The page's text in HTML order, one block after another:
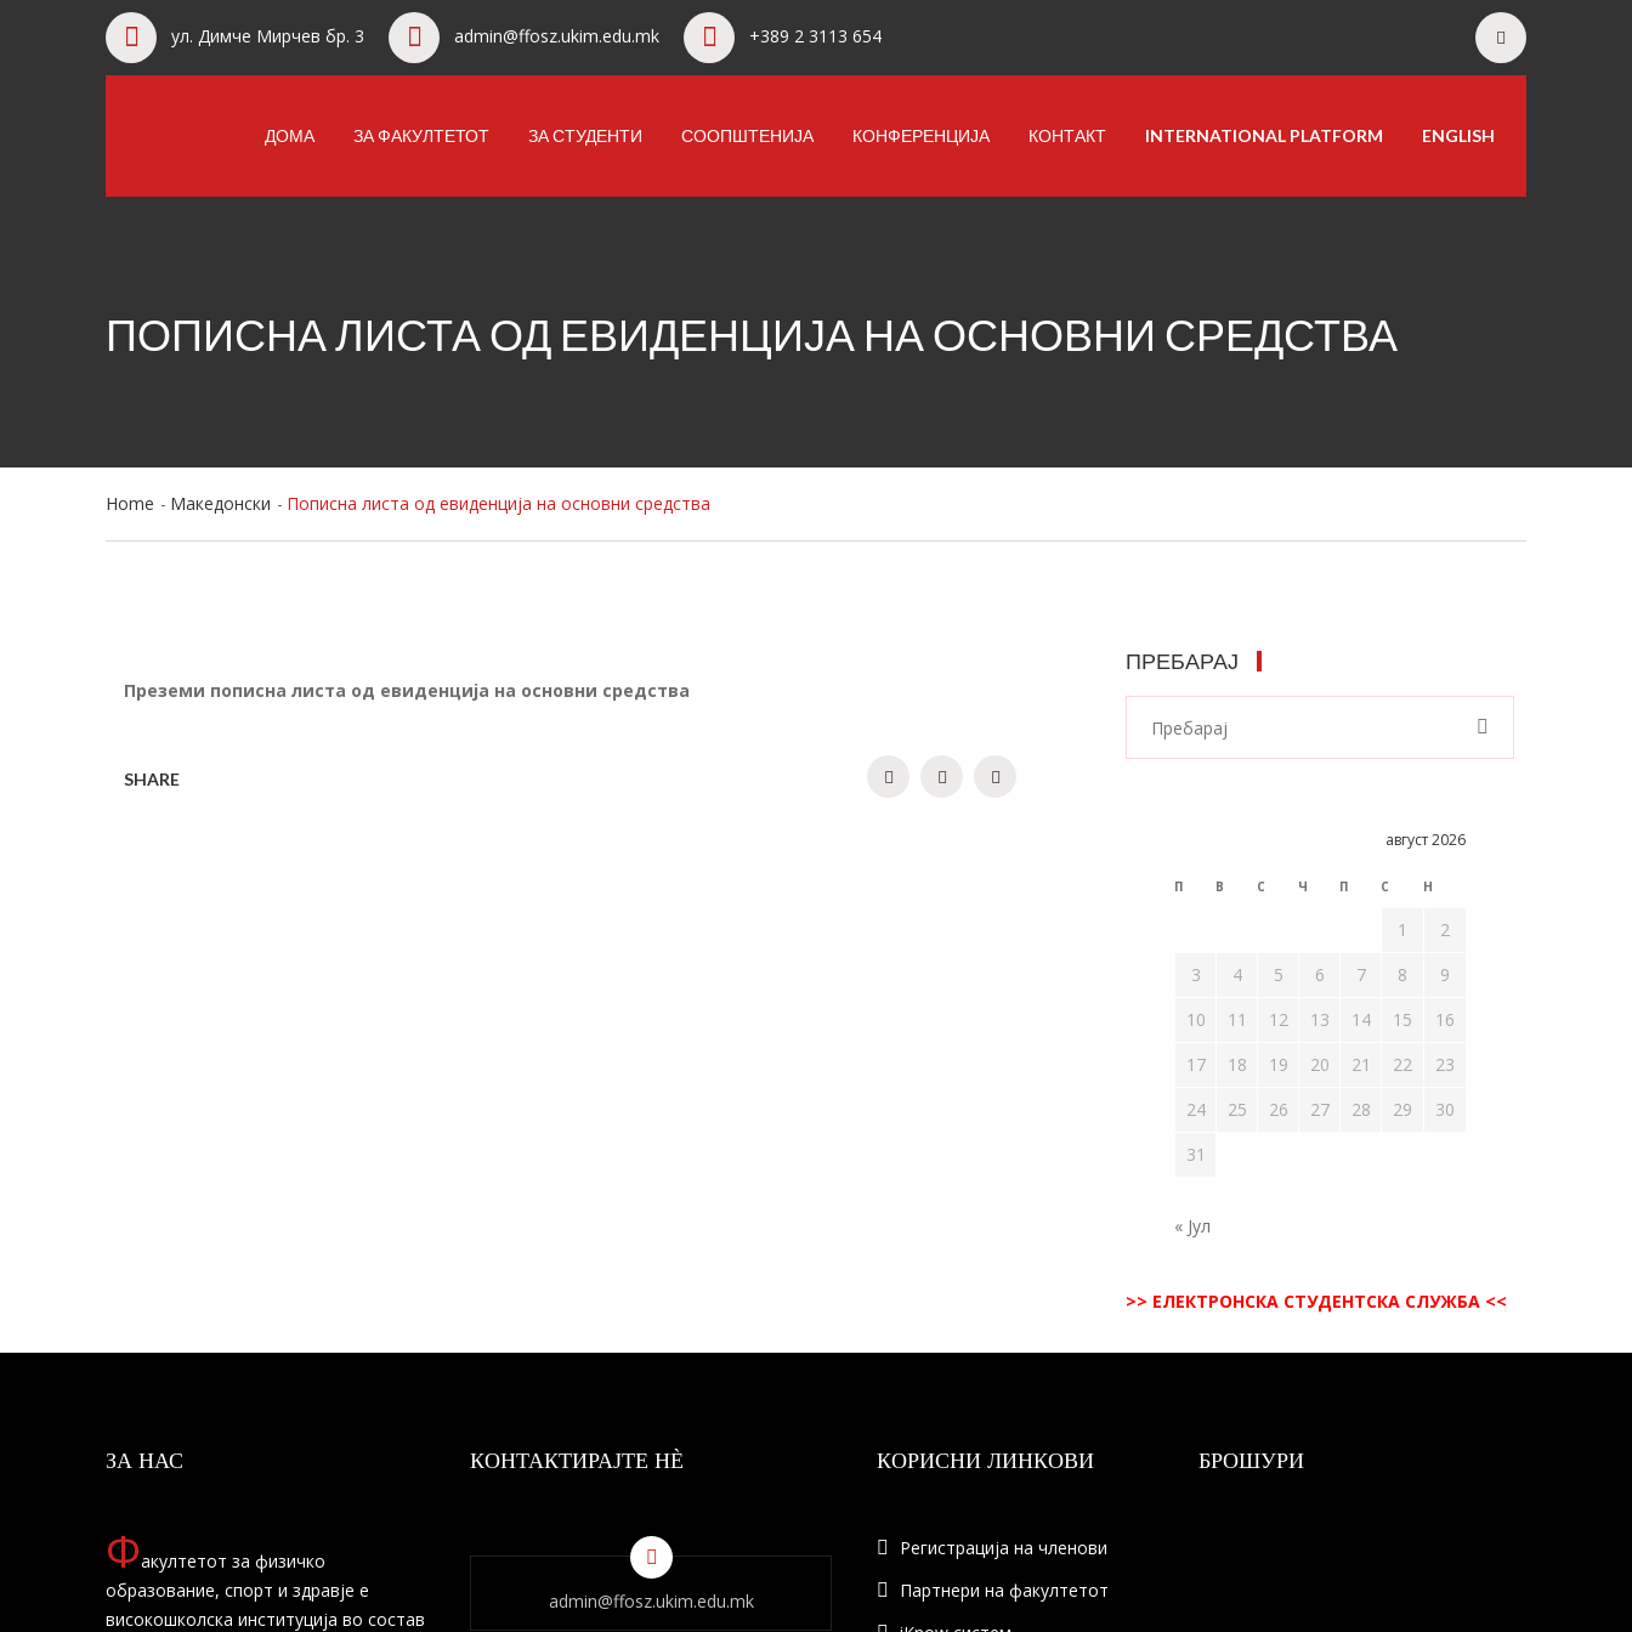
ул. Димче Мирчев бр. 3 admin@ffosz.ukim.edu.mk +389 2 3113 654
ДОМА ЗА ФАКУЛТЕТОТ ЗА СТУДЕНТИ СООПШТЕНИЈА КОНФЕРЕНЦИЈА КОНТАКТ INTERNATIONAL PLATFORM ENGLISH
ПОПИСНА ЛИСТА ОД ЕВИДЕНЦИЈА НА ОСНОВНИ СРЕДСТВА
Home Македонски Пописна листа од евиденција на основни средства
Преземи пописна листа од евиденција на основни средства
SHARE
ПРЕБАРАЈ
август 2026
П В С Ч П С Н
1
2
3
4 5 6 7 8
9
10
11 12 13 14 15
16
17
18 19 20 21 22
23
24
25 26 27 28 29
30
31
« Јул
>> ЕЛЕКТРОНСКА СТУДЕНТСКА СЛУЖБА <<
ЗА НАС
Факултетот за физичко
образование, спорт и здравје е
високошколска институција во состав
КОНТАКТИРАЈТЕ НÈ
admin@ffosz.ukim.edu.mk
КОРИСНИ ЛИНКОВИ
Регистрација на членови
Партнери на факултетот
БРОШУРИ